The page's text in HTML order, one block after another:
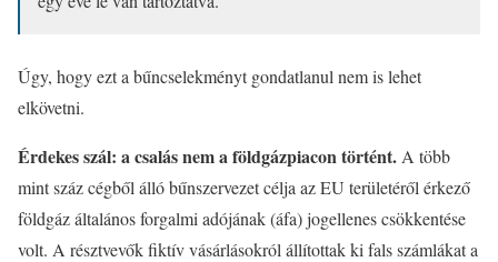
Úgy, hogy ezt a bűncselekményt gondatlanul nem is lehet
elkövetni.
Érdekes szál: a csalás nem a földgázpiacon történt. A több
mint száz cégből álló bűnszervezet célja az EU területéről érkező
földgáz általános forgalmi adójának (áfa) jogellenes csökkentése
volt. A résztvevők fiktív vásárlásokról állítottak ki fals számlákat a